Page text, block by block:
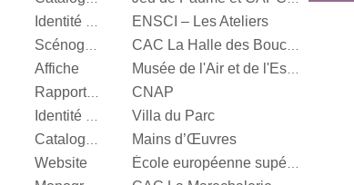
ENSCI – Les Ateliers
Affiche Musée de l'Air et de l'Espace
Rapport d’activité
CNAP
Identité visuelle
Villa du Parc
Catalogue d’exposition
Mains d’Œuvres
Website École européenne supérieure d'art de Bretagne